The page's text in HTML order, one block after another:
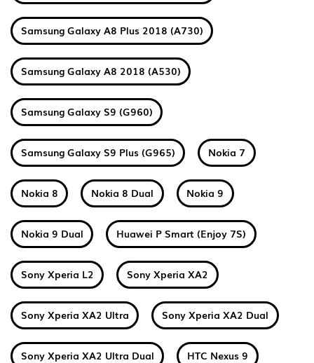
Samsung Galaxy A8 Plus 2018 (A730)
Samsung Galaxy A8 2018 (A530)
Samsung Galaxy S9 (G960)
Samsung Galaxy S9 Plus (G965) Nokia 7
Nokia 8 Nokia 8 Dual Nokia 9
Nokia 9 Dual Huawei P Smart (Enjoy 7S)
Sony Xperia L2 Sony Xperia XA2
Sony Xperia XA2 Ultra Sony Xperia XA2 Dual
Sony Xperia XA2 Ultra Dual HTC Nexus 9